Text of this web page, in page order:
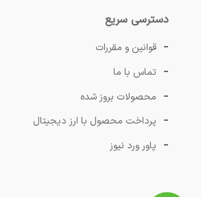
دسترسی سریع
قوانین و مقررات
تماس با ما
محصولات بروز شده
پرداخت محصول با ارز دیجیتال
پاور ورد نیوز